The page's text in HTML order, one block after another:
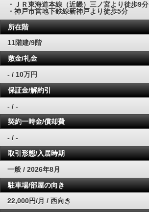
・ＪＲ東海道本線（近畿）三ノ宮より徒歩9分
・神戸市営地下鉄線新神戸より徒歩5分
所在階
11階建/9階
敷金/礼金
- / 10万円
保証金/解約引
- / -
契約一時金/償却費
- / -
取引形態/入居時期
一般 / 2026年8月
駐車場/部屋の向き
22,000円/月 / 西向き